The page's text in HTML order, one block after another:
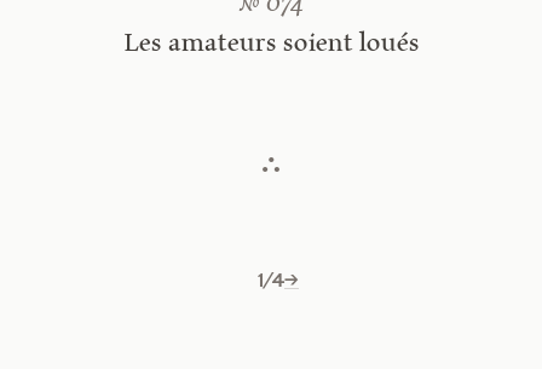
Les amateurs soient loués
1/4→